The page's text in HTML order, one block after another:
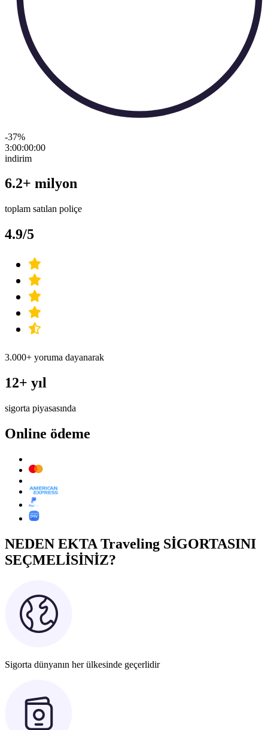
-37%
3:00:00:00
indirim
6.2+ milyon
toplam satılan poliçe
4.9/5
3.000+ yoruma dayanarak
12+ yıl
sigorta piyasasında
Online ödeme
NEDEN EKTA Traveling SİGORTASINI
SEÇMELİSİNİZ?
Sigorta dünyanın her ülkesinde geçerlidir